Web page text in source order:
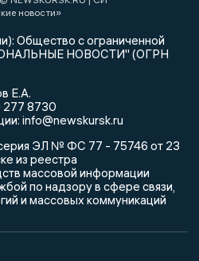
новости»
Общество с ограниченной
НОВОСТИ" (ОГРН
Е.А.
277 8730
info@newskursk.ru
ЭЛ № ФС 77 - 75746 от 23
из реестра
массовой информации
по надзору в сфере связи,
и массовых коммуникаций